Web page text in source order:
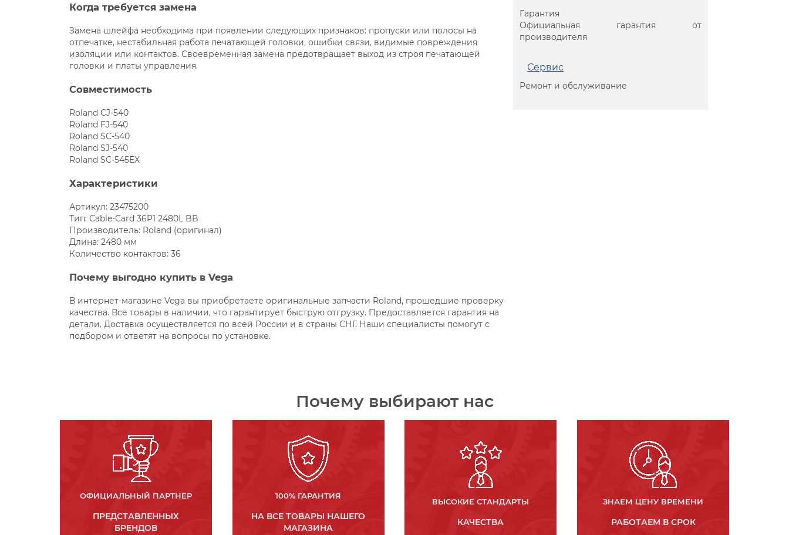
Когда требуется замена
Замена шлейфа необходима при появлении следующих признаков: пропуски или полосы на
отпечатке, нестабильная работа печатающей головки, ошибки связи, видимые повреждения
изоляции или контактов. Своевременная замена предотвращает выход из строя печатающей
головки и платы управления.
Совместимость
Roland CJ-540
Roland FJ-540
Roland SC-540
Roland SJ-540
Roland SC-545EX
Характеристики
Артикул: 23475200
Тип: Cable-Card 36P1 2480L BB
Производитель: Roland (оригинал)
Длина: 2480 мм
Количество контактов: 36
Почему выгодно купить в Vega
В интернет-магазине Vega вы приобретаете оригинальные запчасти Roland, прошедшие проверку
качества. Все товары в наличии, что гарантирует быструю отгрузку. Предоставляется гарантия на
детали. Доставка осуществляется по всей России и в страны СНГ. Наши специалисты помогут с
подбором и ответят на вопросы по установке.
Гарантия
Официальная гарантия от
производителя
Сервис
Ремонт и обслуживание
Почему выбирают нас
ОФИЦИАЛЬНЫЙ ПАРТНЕР
ПРЕДСТАВЛЕННЫХ
БРЕНДОВ
100% ГАРАНТИЯ
НА ВСЕ ТОВАРЫ НАШЕГО
МАГАЗИНА
ВЫСОКИЕ СТАНДАРТЫ
КАЧЕСТВА
ЗНАЕМ ЦЕНУ ВРЕМЕНИ
РАБОТАЕМ В СРОК